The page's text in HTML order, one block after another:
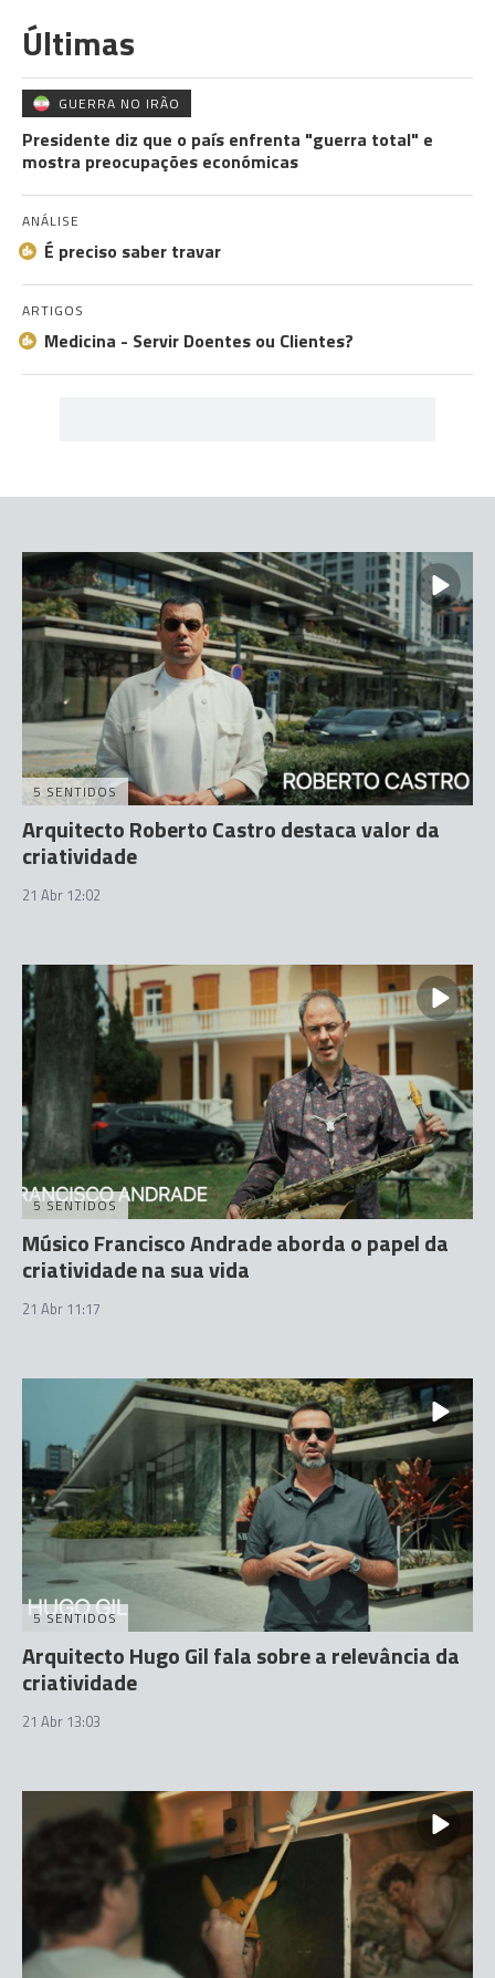
Últimas
GUERRA NO IRÃO
Presidente diz que o país enfrenta "guerra total" e
mostra preocupações económicas
ANÁLISE
É preciso saber travar
ARTIGOS
Medicina - Servir Doentes ou Clientes?
5 SENTIDOS
Arquitecto Roberto Castro destaca valor da
criatividade
21 Abr 12:02
5 SENTIDOS
Músico Francisco Andrade aborda o papel da
criatividade na sua vida
21 Abr 11:17
5 SENTIDOS
Arquitecto Hugo Gil fala sobre a relevância da
criatividade
21 Abr 13:03